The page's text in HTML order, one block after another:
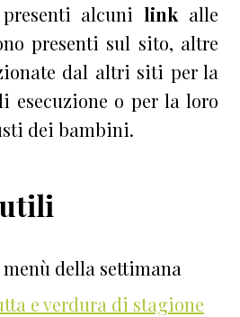
alcunilink alle
presenti sul sito, altre
dal altri siti per la
esecuzione o per la loro
dei bambini.
della settimana
e verdura di stagione